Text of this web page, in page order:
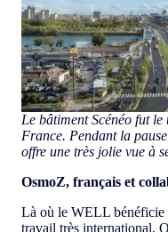
Le bâtiment Scénéo fut
France. Pendant la
offre une très jolie vue à
OsmoZ, français et
Là où le WELL bénéficie
travail très international,